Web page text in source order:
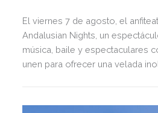
El viernes 7 de agosto, el
Andalusian Nights, un
música, baile y espectaculares
unen para ofrecer una velada